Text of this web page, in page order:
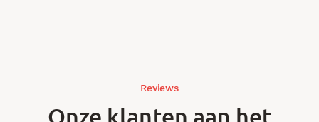
Reviews
Onze klanten aan het